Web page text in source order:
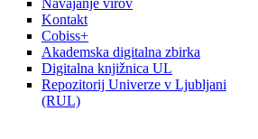
Navajanje virov
Kontakt
Cobiss+
Akademska digitalna zbirka
Digitalna knjižnica UL
Repozitorij Univerze v Ljubljani
(RUL)